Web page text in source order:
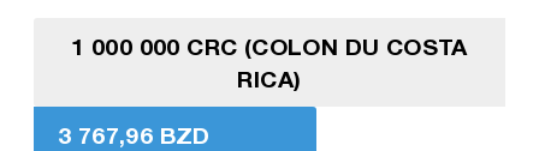
1 000 000 CRC (COLON DU COSTA
RICA)
3 767,96 BZD